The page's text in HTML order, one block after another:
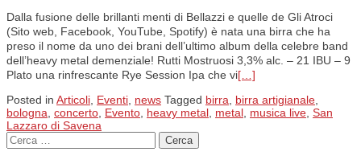
Dalla fusione delle brillanti menti di Bellazzi e quelle de Gli Atroci
(Sito web, Facebook, YouTube, Spotify) è nata una birra che ha
preso il nome da uno dei brani dell’ultimo album della celebre band
dell’heavy metal demenziale! Rutti Mostruosi 3,3% alc. – 21 IBU – 9
Plato una rinfrescante Rye Session Ipa che vi[…]
Posted in Articoli, Eventi, news Tagged birra, birra artigianale,
bologna, concerto, Evento, heavy metal, metal, musica live, San
Lazzaro di Savena
Ricerca per: